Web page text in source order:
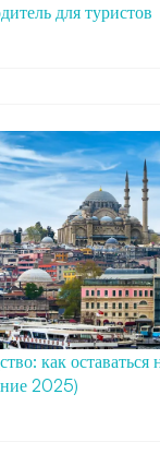
для туристов
как оставаться
2025)